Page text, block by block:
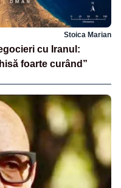
Stoica Marian
cu Iranul:
foarte curând”